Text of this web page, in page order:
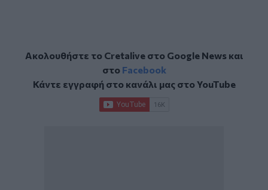
Ακολουθήστε το Cretalive στο Google Newsκαι
στο Facebook
Κάντε εγγραφή στο κανάλι μας στοYouTube